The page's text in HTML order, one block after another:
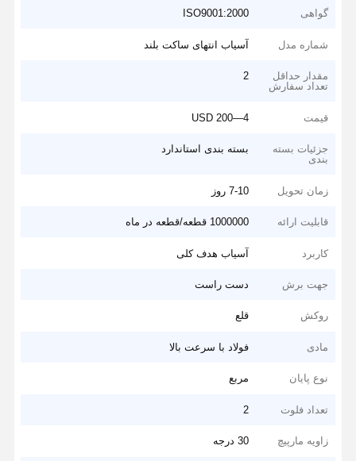
گواهی ISO9001:2000
شماره مدل آسیاب انتهای ساکت بلند
مقدار حداقل
تعداد سفارش
2
قیمت 4—200 USD
جزئیات بسته
بندی
بسته بندی استاندارد
زمان تحویل 7-10 روز
قابلیت ارائه 1000000 قطعه/قطعه در ماه
کاربرد آسیاب هدف کلی
جهت برش دست راست
روکش قلع
مادی فولاد با سرعت بالا
نوع پایان مربع
تعداد فلوت 2
زاویه مارپیچ 30 درجه